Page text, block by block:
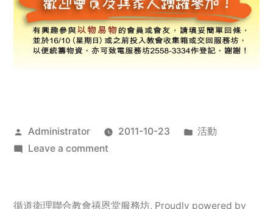
Posted
by
Administrator 2011-10-23
Posted
活動
Leave a commenton
服
循道衛理聯合教會禧恩堂服務坊, Proudly powered by